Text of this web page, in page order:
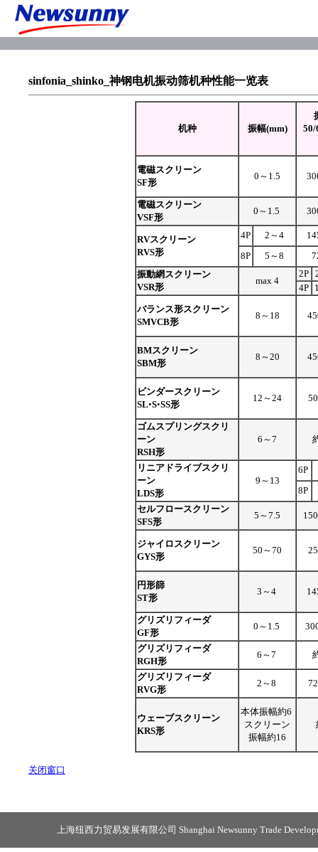
sinfonia_shinko_神钢电机振动筛机种性能一览表
机种 振幅(mm)
50/
電磁スクリーン
SF形
0～1.5
電磁スクリーン
VSF形
0～1.5
RVスクリーン
RVS形
4P 2～4
8P
5～8
振動網スクリーン
VSR形
max 4
2P
4P
バランス形スクリーン
SMVCB形
8～18
BMスクリーン
SBM形
8～20
ビンダースクリーン
SL•S•SS形
12～24
ゴムスプリングスクリ
ーン
RSH形
6～7
リニアドライブスクリ
ーン
LDS形
9～13
6P
8P
セルフロースクリーン
SFS形
5～7.5
ジャイロスクリーン
GYS形
50～70
円形篩
ST形
3～4
グリズリフィーダ
GF形
0～1.5
グリズリフィーダ
RGH形
6～7
グリズリフィーダ
RVG形
2～8
ウェーブスクリーン
KRS形
本体振幅約6
スクリーン
振幅約16
关闭窗口
上海纽西力贸易发展有限公司 Shanghai Newsunny Trade